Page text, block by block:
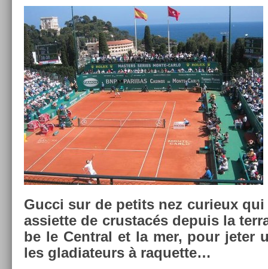
Gucci sur de petits nez curieux
as­siet­te de crus­tacés de­puis la
be le Centr­al et la mer, pour
les gladiateurs à raquet­te…